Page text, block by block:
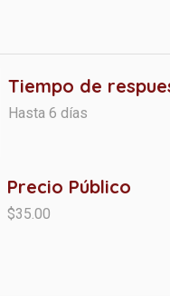
Tiempo de
Hasta 6 días
Precio Público
$35.00